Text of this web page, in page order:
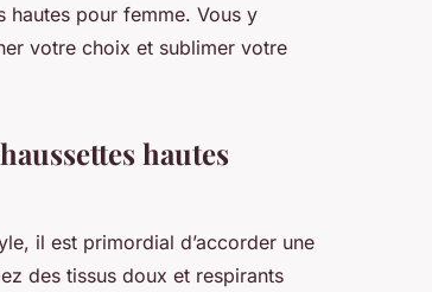
hautes pour femme. Vous y
votre choix et sublimer votre
hautes
il est primordial d’accorder une
des tissus doux et respirants